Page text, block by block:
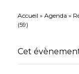
Accueil » Agenda »
(59)
Cet